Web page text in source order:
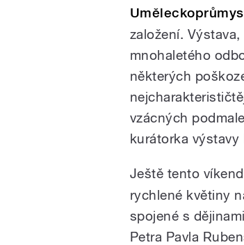
založení.
mnohaletého
některých
vzácných
kurátorka výstavy
Ještě tento
rychlené květiny
spojené s
Petra Pavla